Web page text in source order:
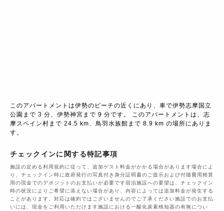
このアパートメントは伊勢のビーチの近くにあり、車で伊勢志摩国立
公園まで 3 分、伊勢神宮まで 9 分です。 このアパートメントは、志
摩スペイン村まで 24.5 km、鳥羽水族館まで 8.9 km の場所にありま
す。
チェックインに関する特記事項
施設の定める利用規約に従って、追加ゲスト料金がかかる場合があります場合によ
り、チェックイン時に政府発行の写真付き身分証明書のご提示および付随費用精算
用の現金でのデポジットのお支払いが必要です宿泊施設への要望は、チェックイン
時の状況によりご希望に添えない場合があり、内容によっては追加料金が発生する
ことがあります。対応は確約ではございませんのでご了承ください施設でのお支払
いには、現金をご利用いただけます施設における一酸化炭素検知器の有無につい